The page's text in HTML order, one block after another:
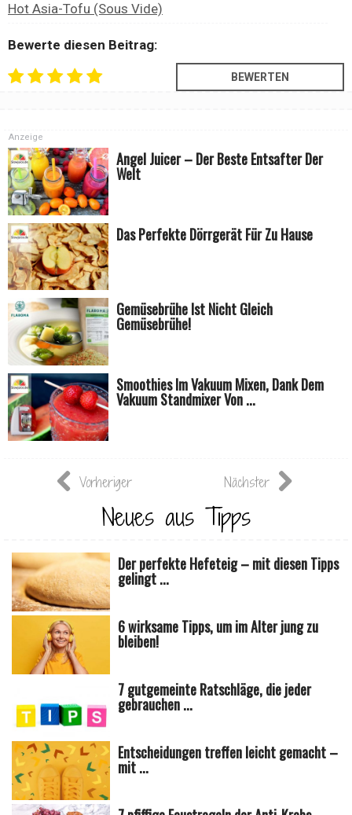
Hot Asia-Tofu (Sous Vide)
Bewerte diesen Beitrag:
Angel Juicer – Der Beste Entsafter Der
Welt
Das Perfekte Dörrgerät Für Zu Hause
Gemüsebrühe Ist Nicht Gleich
Gemüsebrühe!
Smoothies Im Vakuum Mixen, Dank Dem
Vakuum Standmixer Von ...
Anzeige
Vorheriger Nächster
Neues aus Tipps
Der perfekte Hefeteig – mit diesen Tipps
gelingt ...
6 wirksame Tipps, um im Alter jung zu
bleiben!
7 gutgemeinte Ratschläge, die jeder
gebrauchen ...
Entscheidungen treffen leicht gemacht –
mit ...